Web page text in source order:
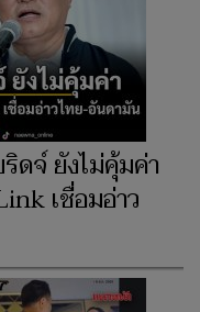
ดจ์ ยังไม่คุ้มค่า
เชื่อมอ่าว